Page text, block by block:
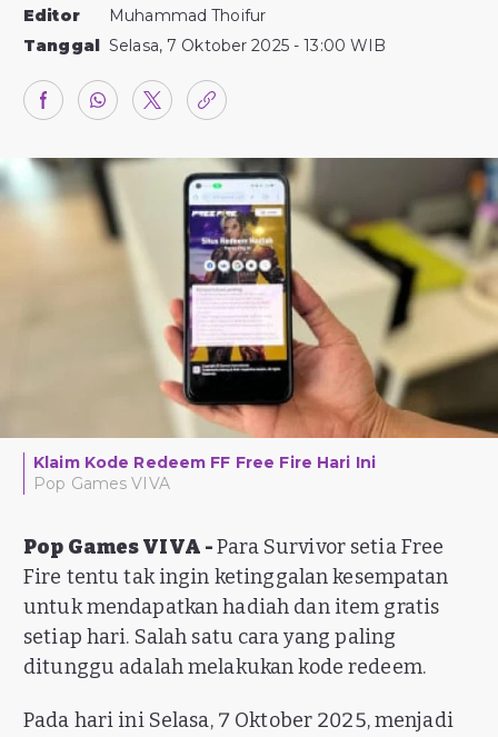
Editor
Muhammad Thoifur
Tanggal Selasa, 7 Oktober 2025 - 13:00 WIB
Klaim Kode Redeem FF Free Fire Hari Ini
Pop Games VIVA
Pop Games VIVA -Para Survivor setia Free
Fire tentu tak ingin ketinggalan kesempatan
untuk mendapatkan hadiah dan item gratis
setiap hari. Salah satu cara yang paling
ditunggu adalah melakukan kode redeem.
Pada hari ini Selasa, 7 Oktober 2025, menjadi